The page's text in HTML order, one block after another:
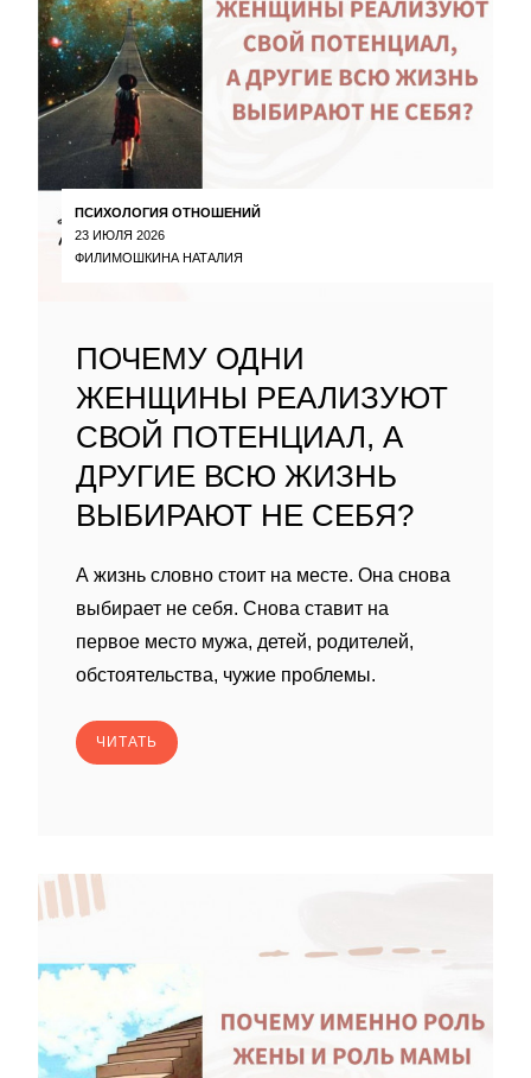
ПСИХОЛОГИЯ ОТНОШЕНИЙ
23 ИЮЛЯ 2026
ФИЛИМОШКИНА НАТАЛИЯ
ПОЧЕМУ ОДНИ
ЖЕНЩИНЫ РЕАЛИЗУЮТ
СВОЙ ПОТЕНЦИАЛ, А
ДРУГИЕ ВСЮ ЖИЗНЬ
ВЫБИРАЮТ НЕ СЕБЯ?
А жизнь словно стоит на месте. Она снова
выбирает не себя. Снова ставит на
первое место мужа, детей, родителей,
обстоятельства, чужие проблемы.
ЧИТАТЬ